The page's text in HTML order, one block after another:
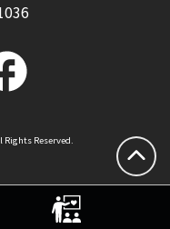
Reserved.